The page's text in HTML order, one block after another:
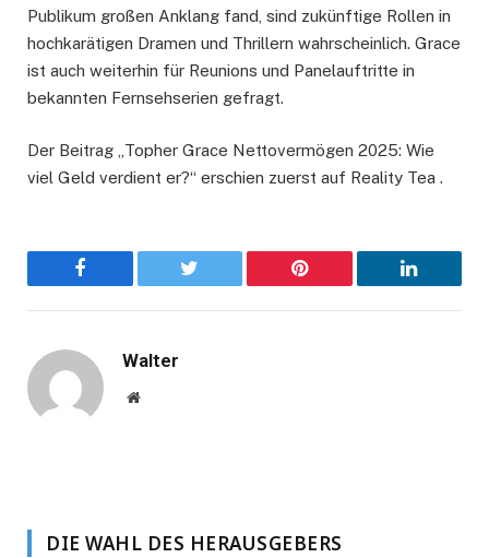
Publikum großen Anklang fand, sind zukünftige Rollen in
hochkarätigen Dramen und Thrillern wahrscheinlich. Grace
ist auch weiterhin für Reunions und Panelauftritte in
bekannten Fernsehserien gefragt.
Der Beitrag „Topher Grace Nettovermögen 2025: Wie
viel Geld verdient er?“ erschien zuerst auf Reality Tea .
Facebook Twitter Pinterest LinkedIn
Walter
Website
DIE WAHL DES HERAUSGEBERS